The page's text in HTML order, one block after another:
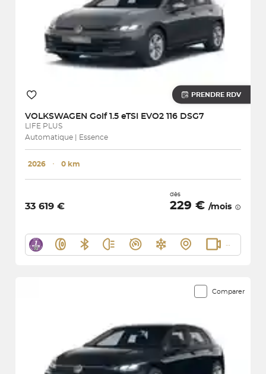
PRENDRE RDV
VOLKSWAGEN Golf 1.5 eTSI EVO2 116 DSG7
LIFE PLUS
Automatique | Essence
2026 ･ 0 km
33 619 €
dès
229 € /mois
Comparer